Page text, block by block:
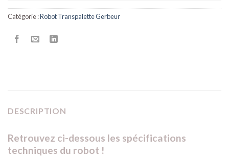
Catégorie :Robot Transpalette Gerbeur
DESCRIPTION
Retrouvez ci-dessous les spécifications
techniques du robot !